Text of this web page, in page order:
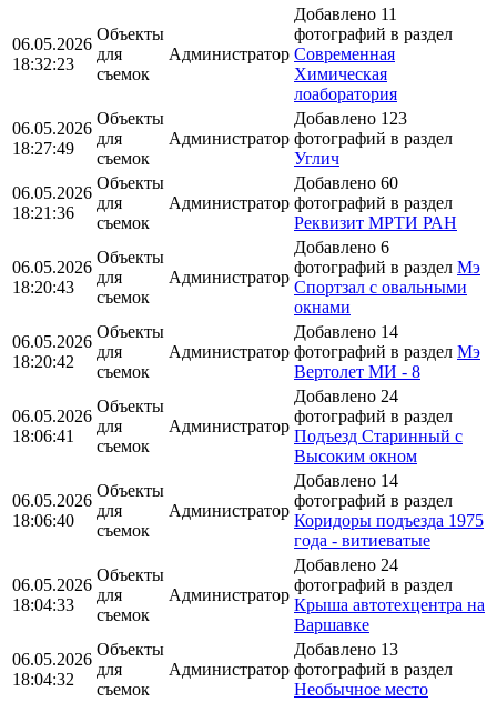
06.05.2026
18:32:23
Объекты
для
съемок
Администратор
Добавлено 11
фотографий в раздел
Современная
Химическая
лоаборатория
06.05.2026
18:27:49
Объекты
для
съемок
Администратор
Добавлено 123
фотографий в раздел
Углич
06.05.2026
18:21:36
Объекты
для
съемок
Администратор
Добавлено 60
фотографий в раздел
Реквизит МРТИ РАН
06.05.2026
18:20:43
Объекты
для
съемок
Администратор
Добавлено 6
фотографий в раздел Мэ
Спортзал с овальными
окнами
06.05.2026
18:20:42
Объекты
для
съемок
Администратор
Добавлено 14
фотографий в раздел Мэ
Вертолет МИ - 8
06.05.2026
18:06:41
Объекты
для
съемок
Администратор
Добавлено 24
фотографий в раздел
Подъезд Старинный с
Высоким окном
06.05.2026
18:06:40
Объекты
для
съемок
Администратор
Добавлено 14
фотографий в раздел
Коридоры подъезда 1975
года - витиеватые
06.05.2026
18:04:33
Объекты
для
съемок
Администратор
Добавлено 24
фотографий в раздел
Крыша автотехцентра на
Варшавке
06.05.2026
18:04:32
Объекты
для
съемок
Администратор
Добавлено 13
фотографий в раздел
Необычное место